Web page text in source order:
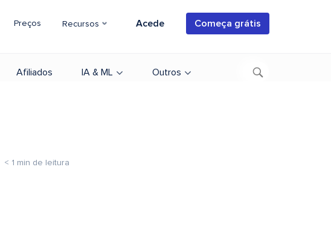
Preços Recursos Acede Começa grátis
Afiliados IA & ML Outros
< 1 min de leitura